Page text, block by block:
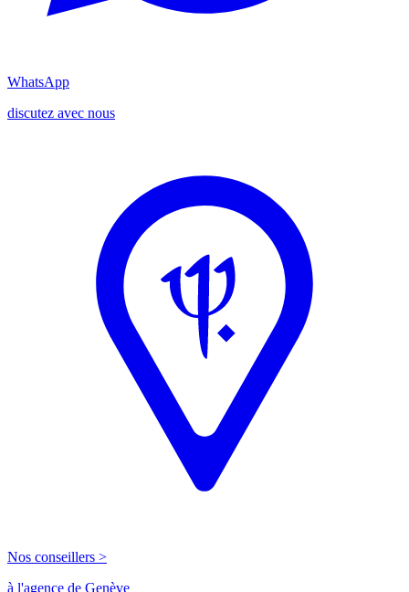
WhatsApp
discutez avec nous
Nos conseillers >
à l'agence de Genève